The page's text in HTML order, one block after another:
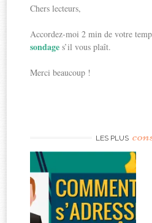
Chers lecteurs,
Accordez-moi 2 min de votre
sondages’il vous plaît.
Merci beaucoup !
LES PLUS